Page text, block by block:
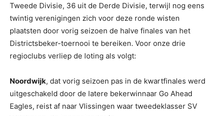
Tweede Divisie, 36 uit de Derde Divisie, terwijl nog eens
twintig verenigingen zich voor deze ronde wisten
plaatsten door vorig seizoen de halve finales van het
Districtsbeker-toernooi te bereiken. Voor onze drie
regioclubs verliep de loting als volgt:
Noordwijk, dat vorig seizoen pas in de kwartfinales werd
uitgeschakeld door de latere bekerwinnaar Go Ahead
Eagles, reist af naar Vlissingen waar tweedeklasser SV